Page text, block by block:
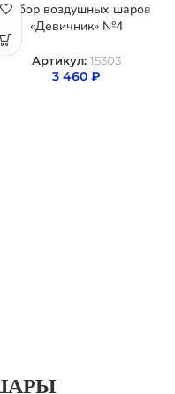
Набор воздушных шаров
«Девичник» №4
Артикул: 15303
3 460 ₽